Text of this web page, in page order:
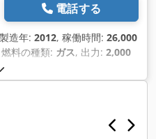
電話する
造年: 2012, 稼働時間: 26,000
料の種類: ガス, 出力: 2,000
（見かけ上）電力:
却方式:空気, 燃料:家庭用ガス
:
ニュアル